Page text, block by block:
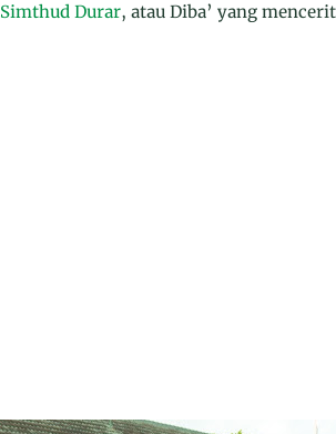
Simthud Durar, atau Diba’ yang